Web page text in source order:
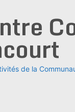
de la